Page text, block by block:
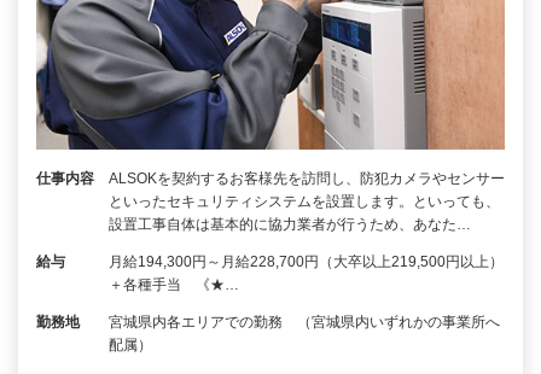
仕事内容
ALSOKを契約するお客様先を訪問し、防犯カメラやセンサー
といったセキュリティシステムを設置します。といっても、
設置工事自体は基本的に協力業者が行うため、あなた…
給与
月給194,300円～月給228,700円（大卒以上219,500円以上）
＋各種手当 《★…
勤務地
宮城県内各エリアでの勤務 （宮城県内いずれかの事業所へ
配属）